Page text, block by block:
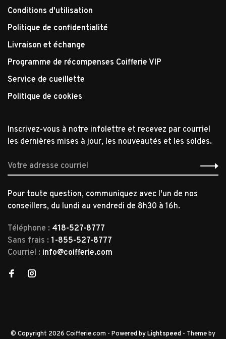
Conditions d'utilisation
Politique de confidentialité
Livraison et échange
Programme de récompenses Coifferie VIP
Service de cueillette
Politique de cookies
Inscrivez-vous à notre infolettre et recevez par courriel
les dernières mises à jour, les nouveautés et les soldes.
Pour toute question, communiquez avec l'un de nos
conseillers, du lundi au vendredi de 8h30 à 16h.
Téléphone : 418-527-8777
Sans frais : 1-855-527-8777
Courriel : info@coifferie.com
© Copyright 2026 Coifferie.com - Powered byLightspeed - Theme by